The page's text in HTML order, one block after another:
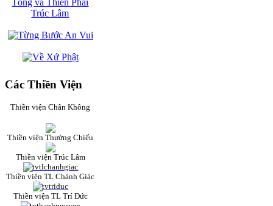
Các Thiền Viện
Thiền viện Chân Không
Thiền viện Thường Chiếu
Thiền viện Trúc Lâm
Thiền viện TL Chánh Giác
Thiền viện TL Trí Đức